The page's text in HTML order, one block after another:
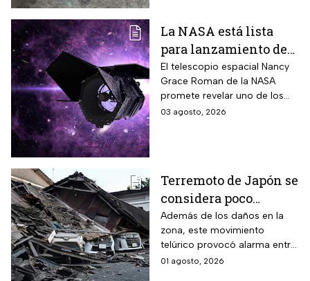
La NASA está lista
para lanzamiento del
telescopio espacial
Nancy Grace Roman
El telescopio espacial Nancy
Grace Roman de la NASA
promete revelar uno de los
misterios más grandes del
03 agosto, 2026
Terremoto de Japón se
considera poco
común; así lo
explican los expertos
Además de los daños en la
zona, este movimiento
telúrico provocó alarma entre
la comunidad científica
01 agosto, 2026